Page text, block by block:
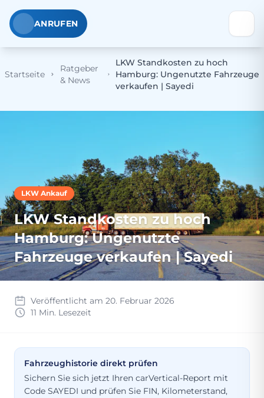
ANRUFEN
Startseite
Ratgeber
& News
LKW Standkosten zu hoch
Hamburg: Ungenutzte Fahrzeuge
verkaufen | Sayedi
LKW Ankauf
LKW Standkosten zu hoch
Hamburg: Ungenutzte
Fahrzeuge verkaufen | Sayedi
Veröffentlicht am 20. Februar 2026
11 Min. Lesezeit
Fahrzeughistorie direkt prüfen
Sichern Sie sich jetzt Ihren carVertical-Report mit
Code SAYEDI und prüfen Sie FIN, Kilometerstand,